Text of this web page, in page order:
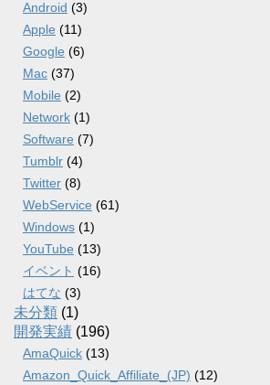
Android (3)
Apple (11)
Google (6)
Mac (37)
Mobile (2)
Network (1)
Software (7)
Tumblr (4)
Twitter (8)
WebService (61)
Windows (1)
YouTube (13)
イベント (16)
はてな (3)
未分類 (1)
開発実績 (196)
AmaQuick (13)
Amazon_Quick_Affiliate_(JP) (12)